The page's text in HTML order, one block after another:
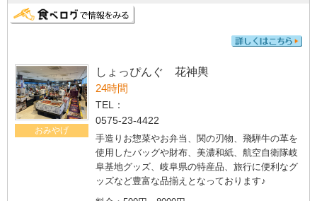
おみやげ
しょっぴんぐ 花神輿
24時間
TEL：
0575-23-4422
手造りお惣菜やお弁当、関の刃物、飛騨牛の革を
使用したバッグや財布、美濃和紙、航空自衛隊岐
阜基地グッズ、岐阜県の特産品、旅行に便利なグ
ッズなど豊富な品揃えとなっております♪